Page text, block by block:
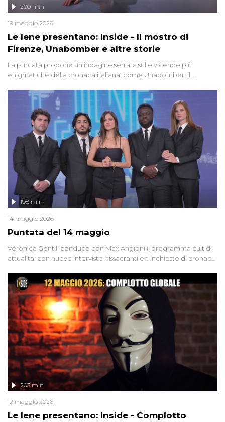
Le Iene presentano: Inside - Il mostro di
Firenze, Unabomber e altre storie
200 min
19 maggio 2026
La puntata propone un'indagine serrata sulle vicende più
enigmatiche della cronaca italiana, come Unabomber: il
'90 e il 2000 che, inquietantemente, potrebbe essere ancora in
libertà. Lo speciale affronta inoltre le zone d'ombra sul Mostro di
Firenze, le cui responsabilità appaiono ancora oggi avvolte in un
groviglio di dubbi mai chiariti. Nel corso dello speciale anche
l'intervista inedita a Olindo Romano, realizzata ne...
Puntata del 14 maggio
198 min
14 maggio 2026
Veronica Gentili conduce con Max Angioni il programma cult di
attualita' con nuove interviste dissacranti ed inchieste di cronaca
Le Iene presentano: Inside - Complotto
203 min
12 maggio 2026